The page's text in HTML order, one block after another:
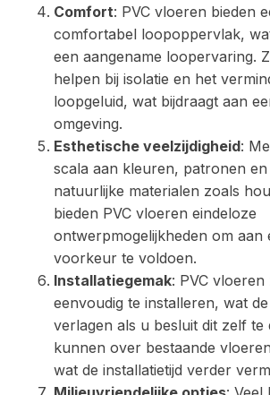
Comfort: PVC vloeren bieden
comfortabel loopoppervlak,
een aangename loopervaring.
helpen bij isolatie en het
loopgeluid, wat bijdraagt aan
omgeving.
Esthetische veelzijdigheid:
scala aan kleuren, patronen en
natuurlijke materialen zoals
bieden PVC vloeren eindeloze
ontwerpmogelijkheden om aan
voorkeur te voldoen.
Installatiegemak: PVC
eenvoudig te installeren, wat
verlagen als u besluit dit zelf te
kunnen over bestaande
wat de installatietijd verder